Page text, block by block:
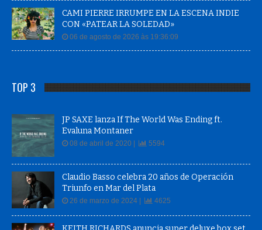
CAMI PIERRE IRRUMPE EN LA ESCENA INDIE
CON «PATEAR LA SOLEDAD»
06 de agosto de 2026 às 19:36:09
TOP 3
JP SAXE lanza If The World Was Ending ft.
Evaluna Montaner
08 de abril de 2020 | 5594
Claudio Basso celebra 20 años de Operación
Triunfo en Mar del Plata
26 de marzo de 2024 | 4625